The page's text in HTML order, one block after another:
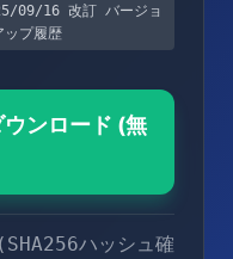
09/16 改訂 バージョ
ップ履歴
ンロード (無
ハッシュ確